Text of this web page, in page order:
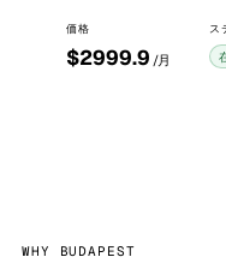
価格
$2999.9 /月
ス
WHY BUDAPEST